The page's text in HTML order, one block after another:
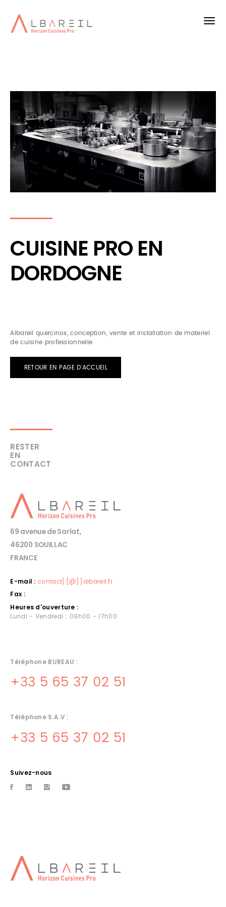
CUISINE PRO EN
DORDOGNE
Albareil quercinox, conception, vente et installation de materiel
de cuisine professionnelle
RETOUR EN PAGE D'ACCUEIL
RESTER
EN
CONTACT
69 avenue de Sarlat,
46200 SOUILLAC
FRANCE
E-mail : contact[{@}]albareil.fr
Fax :
Heures d'ouverture :
Lundi - Vendredi : 09h00 - 17h00
Téléphone BUREAU :
+33 5 65 37 02 51
Téléphone S.A.V :
+33 5 65 37 02 51
Suivez-nous
d'occasion